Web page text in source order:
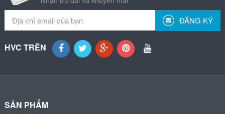
ĐĂNG KÝ
HVC TRÊN
SẢN PHẨM